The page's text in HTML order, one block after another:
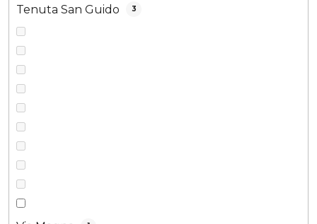
Tenuta San Guido 3